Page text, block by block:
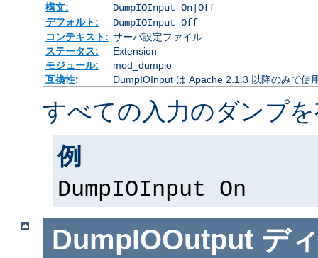
構文:
DumpIOInput On|Off
デフォルト:
DumpIOInput Off
コンテキスト: サーバ設定ファイル
ステータス:
Extension
モジュール:
mod_dumpio
互換性:
DumpIOInput は Apache 2.1.3 以降のみで使
すべての入力のダンプ
例
DumpIOInput On
DumpIOOutput デ